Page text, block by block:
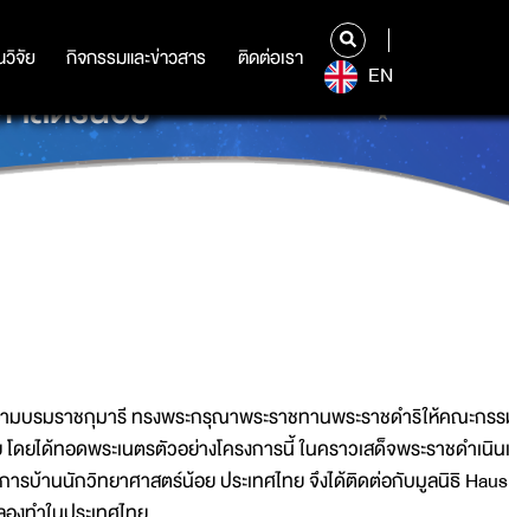
วิจัย กิจกรรมและข่าวสาร ติดต่อเรา
วิจัย กิจกรรมและข่าวสาร ติดต่อเรา
EN
สตร์น้อย
มบรมราชกุมารี ทรงพระกรุณาพระราชทานพระราชดำริให้คณะกร
ยได้ทอดพระเนตรตัวอย่างโครงการนี้ ในคราวเสด็จพระราชดำเนิน
รบ้านนักวิทยาศาสตร์น้อย ประเทศไทย จึงได้ติดต่อกับมูลนิธิ